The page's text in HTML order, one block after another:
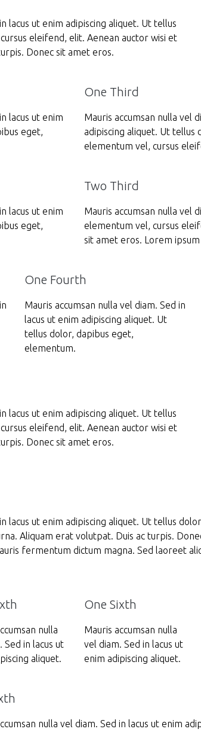
lacus ut enim adipiscing aliquet. Ut tellus
eleifend, elit. Aenean auctor wisi et
Donec sit amet eros.
lacus ut enim
eget,
One Third
Mauris accumsan nulla vel
adipiscing aliquet. Ut tellus
elementum vel, cursus
lacus ut enim
eget,
Two Third
Mauris accumsan nulla vel
elementum vel, cursus
sit amet eros. Lorem
One Fourth
Mauris accumsan nulla vel diam. Sed in
lacus ut enim adipiscing aliquet. Ut
tellus dolor, dapibus eget,
elementum.
lacus ut enim adipiscing aliquet. Ut tellus
eleifend, elit. Aenean auctor wisi et
Donec sit amet eros.
lacus ut enim adipiscing aliquet. Ut tellus
Aliquam erat volutpat. Duis ac turpis.
fermentum dictum magna. Sed laoreet
nulla
Sed in lacus ut
aliquet.
One Sixth
Mauris accumsan nulla
vel diam. Sed in lacus ut
enim adipiscing aliquet.
nulla vel diam. Sed in lacus ut enim